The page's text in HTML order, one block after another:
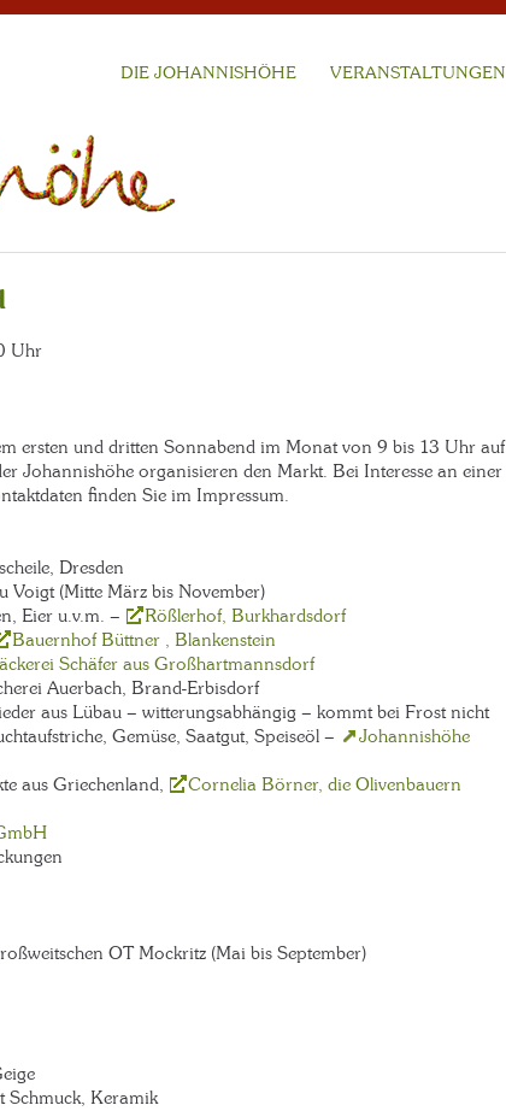
DIE JOHANNISHÖHE VERANSTALTUNGEN
Uhr
ersten und dritten Sonnabend im Monat von 9 bis 13 Uhr auf
Johannishöhe organisieren den Markt. Bei Interesse an einer
finden Sie im Impressum.
Dresden
Voigt (Mitte März bis November)
Eier u.v.m. –
Rößlerhof, Burkhardsdorf
Bauernhof Büttner , Blankenstein
Schäfer aus Großhartmannsdorf
Auerbach, Brand-Erbisdorf
aus Lübau – witterungsabhängig – kommt bei Frost nicht
Gemüse, Saatgut, Speiseöl –
Johannishöhe
aus Griechenland,
Cornelia Börner, die Olivenbauern
OT Mockritz (Mai bis September)
Keramik